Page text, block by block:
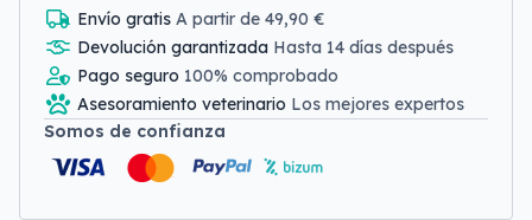
Envío gratis A partir de 49,90 €
Devolución garantizada Hasta 14 días después
Pago seguro 100% comprobado
Asesoramiento veterinario Los mejores expertos
Somos de confianza